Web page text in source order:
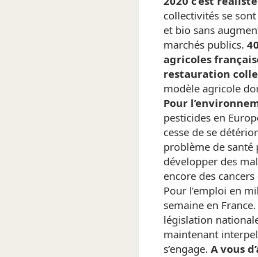
collectivités se
et bio sans
marchés publics.
agricoles
restauration
modèle agricole
Pour
pesticides en
cesse de se
problème de
développer des
encore des
Pour l’emploi en
semaine en
législation
maintenant
s’engage. A vous